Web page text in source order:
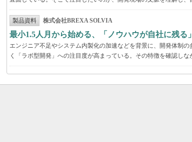
製品資料 株式会社BREXA SOLVIA
最小1.5人月から始める、「ノウハウが自社に残る
エンジニア不足やシステム内製化の加速などを背景に、開発体制
く「ラボ型開発」への注目度が高まっている。その特徴を確認し